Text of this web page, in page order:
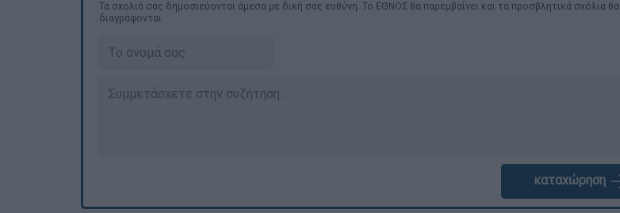
Τα σχολιά σας δημοσιεύονται άμεσα με δική σας ευθύνη. Το ΕΘΝΟΣ θα παρεμβαίνει και τα προσβλητικά σχόλια θα
διαγράφονται
καταχώρηση